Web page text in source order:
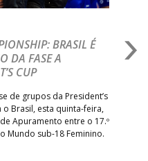
BRASIL É
DA FASE A
CUP
de grupos da President’s
Brasil, esta quinta-feira,
Apuramento entre o 17.º
Mundo sub-18 Feminino.